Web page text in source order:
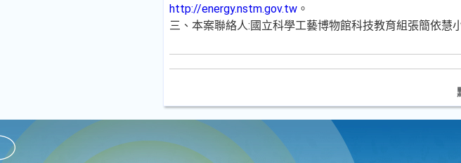
http://energy.nstm.gov.tw 。
三、本案聯絡人:國立科學工藝博物館科技教育組張簡依慧